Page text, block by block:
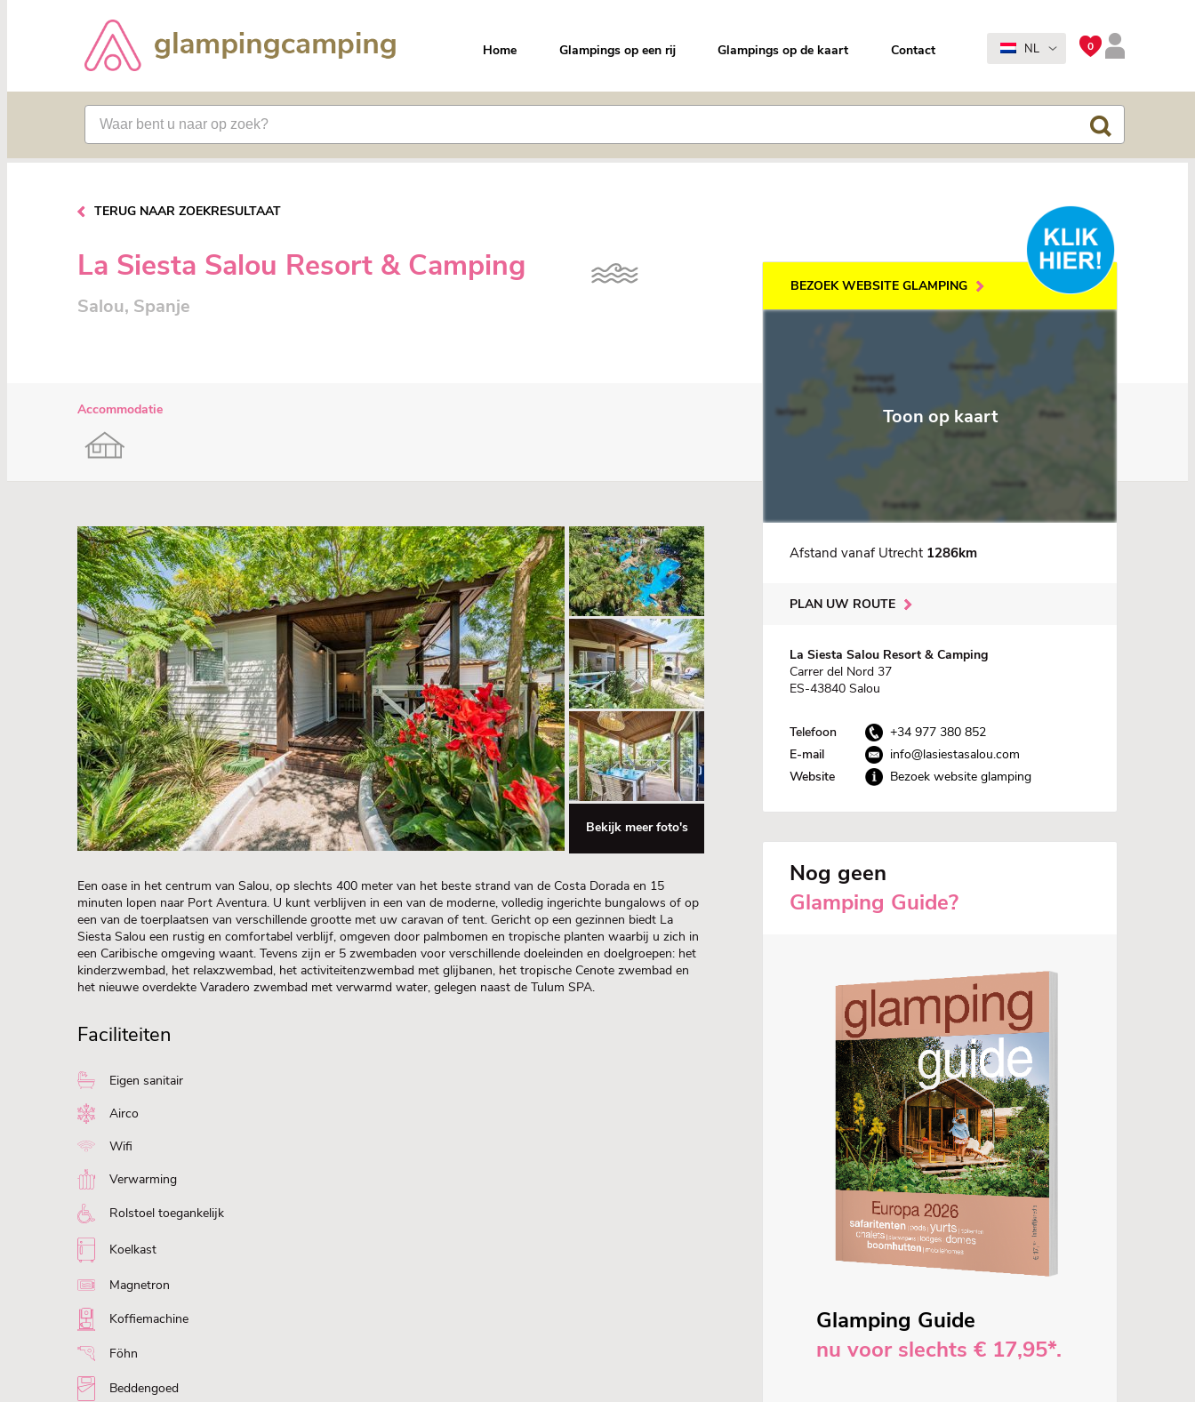
Home Glampings op een rij Glampings op de kaart Contact 0
NL
TERUG NAAR ZOEKRESULTAAT
La Siesta Salou Resort & Camping
Salou, Spanje
Accommodatie
Bekijk meer foto's
Een oase in het centrum van Salou, op slechts 400 meter van het beste strand van de Costa Dorada en 15
minuten lopen naar Port Aventura. U kunt verblijven in een van de moderne, volledig ingerichte bungalows of op
een van de toerplaatsen van verschillende grootte met uw caravan of tent. Gericht op een gezinnen biedt La
Siesta Salou een rustig en comfortabel verblijf, omgeven door palmbomen en tropische planten waarbij u zich in
een Caribische omgeving waant. Tevens zijn er 5 zwembaden voor verschillende doeleinden en doelgroepen: het
kinderzwembad, het relaxzwembad, het activiteitenzwembad met glijbanen, het tropische Cenote zwembad en
het nieuwe overdekte Varadero zwembad met verwarmd water, gelegen naast de Tulum SPA.
Faciliteiten
Eigen sanitair
Airco
Wifi
Verwarming
Rolstoel toegankelijk
Koelkast
Magnetron
Koffiemachine
Föhn
Beddengoed
BEZOEK WEBSITE GLAMPING
Toon op kaart
Afstand vanaf Utrecht 1286km
PLAN UW ROUTE
La Siesta Salou Resort & Camping
Carrer del Nord 37
ES-43840 Salou
Telefoon
+34 977 380 852
E-mail
info@lasiestasalou.com
Website
Bezoek website glamping
Nog geen
Glamping Guide?
Glamping Guide
nu voor slechts € 17,95*.